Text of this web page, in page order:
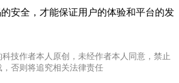
安全，才能保证用户的体验和平台的发
技作者本人原创，未经作者本人同意，禁止
，否则将追究相关法律责任